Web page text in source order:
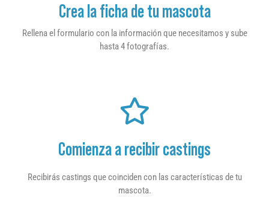
Crea la ficha de tu mascota
Rellena el formulario con la información que necesitamos y sube
hasta 4 fotografías.
Comienza a recibir castings
Recibirás castings que coinciden con las características de tu
mascota.